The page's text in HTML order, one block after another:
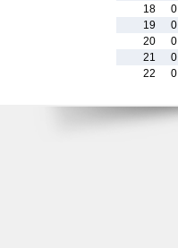
18
0
19
0
20
0
21
0
22
0